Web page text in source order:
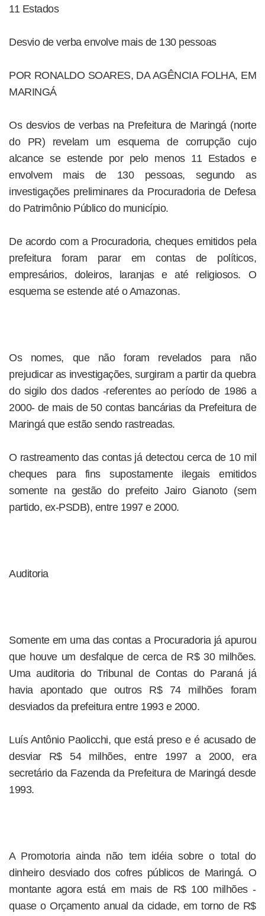
11 Estados
Desvio de verba envolve mais de 130 pessoas
POR RONALDO SOARES, DA AGÊNCIA FOLHA, EM
MARINGÁ
Os desvios de verbas na Prefeitura de Maringá (norte
do PR) revelam um esquema de corrupção cujo
alcance se estende por pelo menos 11 Estados e
envolvem mais de 130 pessoas, segundo as
investigações preliminares da Procuradoria de Defesa
do Patrimônio Público do município.
De acordo com a Procuradoria, cheques emitidos pela
prefeitura foram parar em contas de políticos,
empresários, doleiros, laranjas e até religiosos. O
esquema se estende até o Amazonas.
Os nomes, que não foram revelados para não
prejudicar as investigações, surgiram a partir da quebra
do sigilo dos dados -referentes ao período de 1986 a
2000- de mais de 50 contas bancárias da Prefeitura de
Maringá que estão sendo rastreadas.
O rastreamento das contas já detectou cerca de 10 mil
cheques para fins supostamente ilegais emitidos
somente na gestão do prefeito Jairo Gianoto (sem
partido, ex-PSDB), entre 1997 e 2000.
Auditoria
Somente em uma das contas a Procuradoria já apurou
que houve um desfalque de cerca de R$ 30 milhões.
Uma auditoria do Tribunal de Contas do Paraná já
havia apontado que outros R$ 74 milhões foram
desviados da prefeitura entre 1993 e 2000.
Luís Antônio Paolicchi, que está preso e é acusado de
desviar R$ 54 milhões, entre 1997 a 2000, era
secretário da Fazenda da Prefeitura de Maringá desde
1993.
A Promotoria ainda não tem idéia sobre o total do
dinheiro desviado dos cofres públicos de Maringá. O
montante agora está em mais de R$ 100 milhões -
quase o Orçamento anual da cidade, em torno de R$